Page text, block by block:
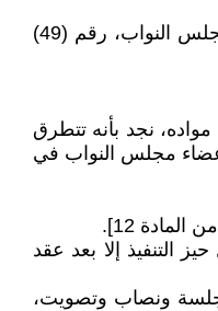
تخضع إستقالات نواب مجلس النواب العراقي الى كل من النظام الداخلي لمجلس النواب لسنة 2007، ومجموعة من القوانين، منها: قانون إستبدال إعضاء مجلس النواب، رقم (49)
وعند دراسته والإطلاع على مواده، نجد بأنه تتطرق
أعضاء مجلس النواب في
12].
التنفيذ إلا بعد عقد
ونصاب وتصويت،